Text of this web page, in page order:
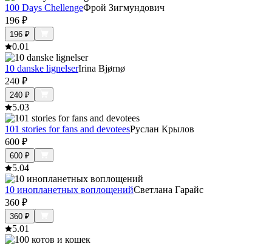
100 Days ChellengeФрой Зигмундович
196 ₽
196 ₽
0.01
10 danske lignelserIrina Bjørnø
240 ₽
240 ₽
5.03
101 stories for fans and devoteesРуслан Крылов
600 ₽
600 ₽
5.04
10 инопланетных воплощенийСветлана Гарайс
360 ₽
360 ₽
5.01